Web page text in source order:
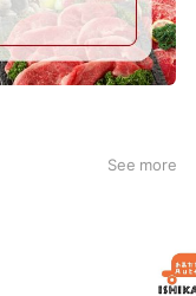
See more